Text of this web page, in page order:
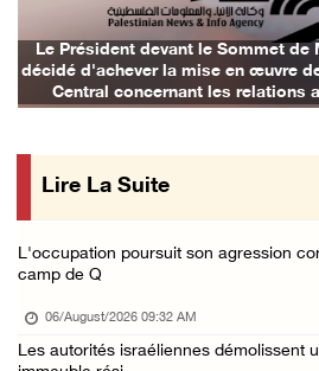
Des cas d’asphyxie dans la ville
05/August/2026 02:48 PM
L'occupation continue d'envahir le
Des colons volent de l'eau dans les
Le Parlement arabe condamne
Le Président devant le Sommet de
décidé d'achever la mise en œuvre
Central concernant les relations
Lire La Suite
L'occupation poursuit son agression
camp de Q
06/August/2026 09:32 AM
Les autorités israéliennes démolissent